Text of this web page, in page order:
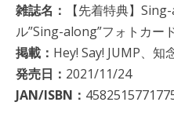
雑誌名：
【先着特典】
ル”Sing-along”フォトカー
掲載： Hey! Say! JUMP、知
発売日： 2021/11/24
JAN/ISBN：